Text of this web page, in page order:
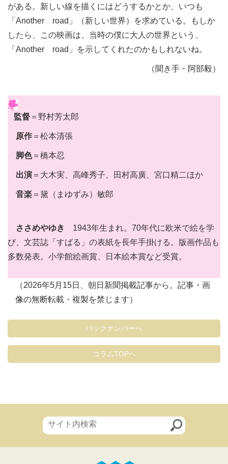
がある。新しい線を描くにはどうするかとか、いつも
「Another road」（新しい世界）を求めている。もしか
したら、この映画は、当時の僕に大人の世界という、
「Another road」を示してくれたのかもしれないね。
（聞き手・阿部毅）
監督 ＝野村芳太郎
原作 ＝松本清張
脚色＝橋本忍
出演 ＝大木実、高峰秀子、田村高廣、宮口精二ほか
音楽 ＝黛（まゆずみ）敏郎
ささめやゆき
1943年生まれ。70年代に欧米で絵を学
び、文芸誌「すばる」の表紙を長年手掛ける。版画作品も
多数発表。小学館絵画賞、日本絵本賞など受賞。
（2026年5月15日、朝日新聞掲載記事から。記事・画
像の無断転載・複製を禁じます）
バックナンバーへ
コラムTOPへ